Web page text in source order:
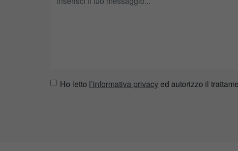
Ho letto l’informativa privacyed autorizzo il